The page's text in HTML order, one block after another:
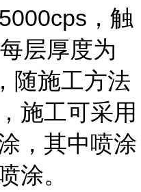
，触
层厚度为
随施工方法
施工可采用
，其中喷涂
涂。